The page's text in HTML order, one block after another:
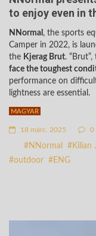
to enjoy even in
NNormal , the sports
Camper in 2022, is
the Kjerag Brut.
face the toughest
performance on
lightness are essential.
MAGYAR
18 márc. 2025 0
NNormal Kilian
outdoor
ENG